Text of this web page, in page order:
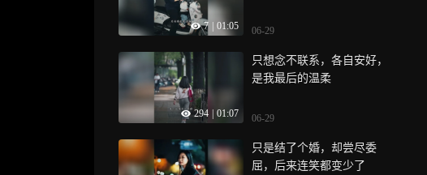
7 01:05 06-29
294 01:07
只想念不联系，各自安好，
是我最后的温柔
06-29
只是结了个婚，却尝尽委
屈，后来连笑都变少了